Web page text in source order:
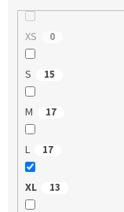
XS 0
S 15
M 17
L 17
XL 13